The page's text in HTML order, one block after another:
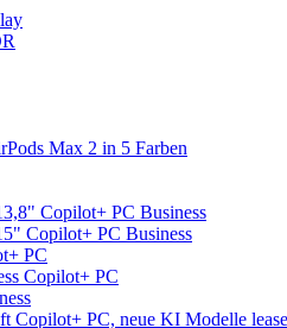
Max 2 in 5 Farben
Copilot+ PC Business
Copilot+ PC Business
PC
Copilot+ PC
Copilot+ PC, neue KI Modelle